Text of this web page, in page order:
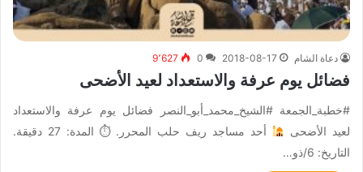
دعاة الشام 2018-08-17
0 9٬627
فضائل يوم عرفة والاستعداد لعيد الأضحى
#خطبة_الجمعة #الشيخ_محمد_أبو_النصر فضائل يوم عرفة والاستعداد
لعيد الأضحى
أحد مساجد ريف حلب المحرر. ⏱ المدة: 27 دقيقة.
التاريخ: 6/ذو…